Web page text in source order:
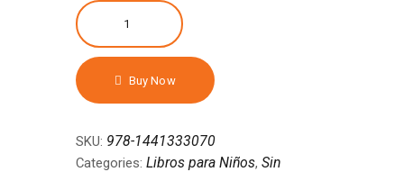
My
First
COLORS
Padded,
Tapa
quantity
Buy Now
SKU: 978-1441333070
Categories: Libros para Niños, Sin